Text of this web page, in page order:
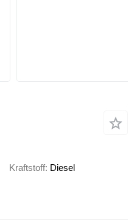
Kraftstoff Diesel